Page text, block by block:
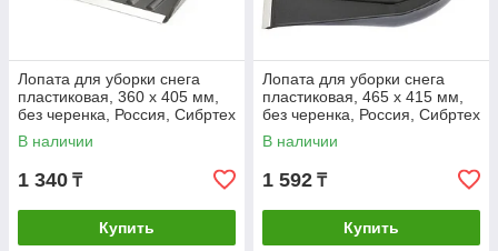
Лопата для уборки снега
пластиковая, 360 х 405 мм,
без черенка, Россия, Сибртех
В наличии
1 340 ₸
Купить
Лопата для уборки снега
пластиковая, 465 х 415 мм,
без черенка, Россия, Сибртех
В наличии
1 592 ₸
Купить